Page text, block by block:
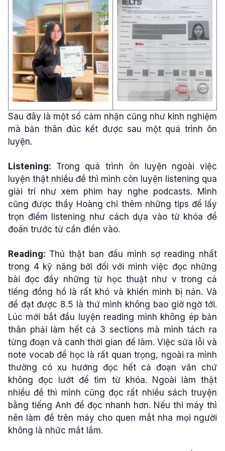
Sau đây là một số cảm nhận cũng như kinh nghiệm
mà bản thân đúc kết được sau một quá trình ôn
luyện.
Listening: Trong quá trình ôn luyện ngoài việc
luyện thật nhiều đề thì mình còn luyện listening qua
giải trí như xem phim hay nghe podcasts. Mình
cũng được thầy Hoàng chỉ thêm những tips để lấy
trọn điểm listening như cách dựa vào từ khóa để
đoán trước từ cần điền vào.
Reading: Thú thật ban đầu mình sợ reading nhất
trong 4 kỹ năng bởi đối với mình việc đọc những
bài đọc đầy những từ học thuật như v trong cả
tiếng đồng hồ là rất khó và khiến mình bị nản. Và
để đạt được 8.5 là thứ mình không bao giờ ngờ tới.
Lúc mới bắt đầu luyện reading mình không ép bản
thân phải làm hết cả 3 sections mà mình tách ra
từng đoạn và canh thời gian để làm. Việc sửa lỗi và
note vocab để học là rất quan trọng, ngoài ra mình
thường có xu hướng đọc hết cả đoạn văn chứ
không đọc lướt để tìm từ khóa. Ngoài làm thật
nhiều đề thì mình cũng đọc rất nhiều sách truyện
bằng tiếng Anh để đọc nhanh hơn. Nếu thi máy thì
nên làm đề trên máy cho quen mắt nha mọi người
không là nhức mắt lắm.